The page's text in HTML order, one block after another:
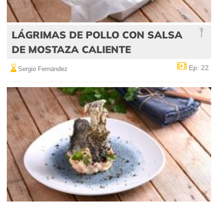
LÁGRIMAS DE POLLO CON SALSA
DE MOSTAZA CALIENTE
Sergio Fernández Ep: 22